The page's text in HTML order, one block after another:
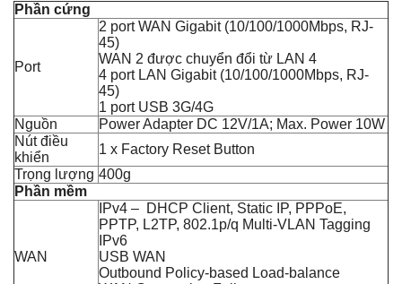
Phần cứng
Port
2 port WAN Gigabit (10/100/1000Mbps, RJ-
45)
WAN 2 được chuyển đổi từ LAN 4
4 port LAN Gigabit (10/100/1000Mbps, RJ-
45)
1 port USB 3G/4G
Nguồn
Power Adapter DC 12V/1A; Max. Power 10W
Nút điều
khiển
1 x Factory Reset Button
Trọng lượng 400g
Phần mềm
WAN
IPv4 – DHCP Client, Static IP, PPPoE,
PPTP, L2TP, 802.1p/q Multi-VLAN Tagging
IPv6
USB WAN
Outbound Policy-based Load-balance